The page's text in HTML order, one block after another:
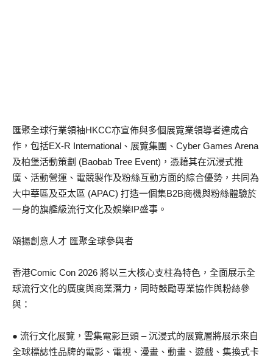
匯聚全球行業領袖HKCC亦宣佈與多個展覽業領導者達成合
作，包括EX-R International、展覽集團、Cyber Games Arena
及柏堡活動策劃 (Baobab Tree Event)，憑藉其在沉浸式推
廣、活動營運、電競製作及粉絲互動方面的綜合優勢，共同為
大中華區及亞太區 (APAC) 打造一個集B2B商機與粉絲體驗於
一身的旗艦級流行文化及娛樂IP盛事。
頌揚創意人才 匯聚全球參與者
香港Comic Con 2026 將以三大核心支柱為特色，全面展示全
球流行文化的廣度與商業潛力，同時鼓勵專業協作與粉絲參
與：
● 流行文化展覽，雲集電影巨頭 – 沉浸式的展覽層將展示來自
全球標誌性品牌的電影、電視、漫畫、動畫、遊戲、集換式卡